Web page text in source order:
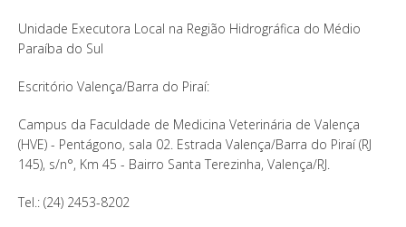
Unidade Executora Local na Região Hidrográfica do Médio
Paraíba do Sul
Escritório Valença/Barra do Piraí:
Campus da Faculdade de Medicina Veterinária de Valença
(HVE) - Pentágono, sala 02. Estrada Valença/Barra do Piraí (RJ
145), s/n°, Km 45 - Bairro Santa Terezinha, Valença/RJ.
Tel.: (24) 2453-8202